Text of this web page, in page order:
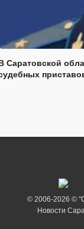
Саратовской
© 2006-2026 ©
Новости